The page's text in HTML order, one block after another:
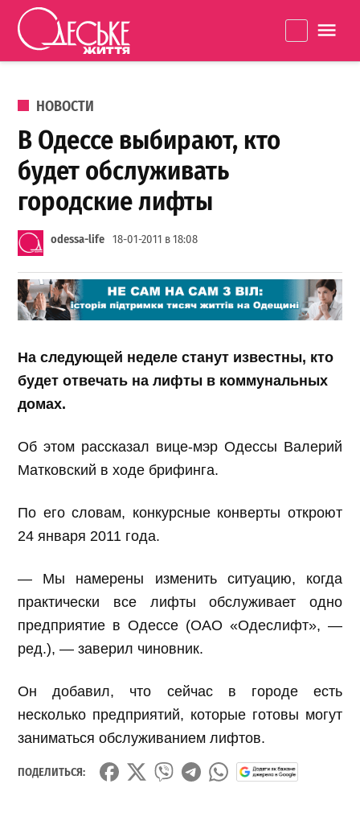
Перейти к содержанию
життя
ОПУБЛИКОВАНО В
НОВОСТИ
В Одессе выбирают, кто
будет обслуживать
городские лифты
odessa-life 18-01-2011 в 18:08
На следующей неделе станут известны, кто
будет отвечать на лифты в коммунальных
домах.
Об этом рассказал вице-мэр Одессы Валерий
Матковский в ходе брифинга.
По его словам, конкурсные конверты откроют
24 января 2011 года.
— Мы намерены изменить ситуацию, когда
практически все лифты обслуживает одно
предприятие в Одессе (ОАО «Одеслифт», —
ред.), — заверил чиновник.
Он добавил, что сейчас в городе есть
несколько предприятий, которые готовы могут
заниматься обслуживанием лифтов.
ПОДЕЛИТЬСЯ: